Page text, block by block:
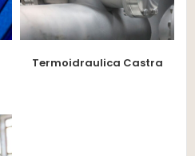
Termoidraulica Castra